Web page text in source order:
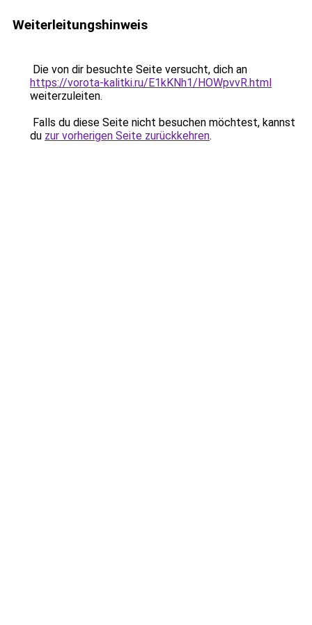
Weiterleitungshinweis
Die von dir besuchte Seite versucht, dich an
https://vorota-kalitki.ru/E1kKNh1/HOWpvvR.html
weiterzuleiten.
Falls du diese Seite nicht besuchen möchtest, kannst
du zur vorherigen Seite zurückkehren.